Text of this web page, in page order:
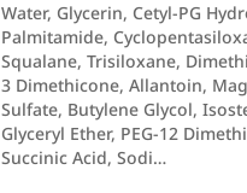
Water, Glycerin, Cetyl-PG
Palmitamide,
Squalane, Trisiloxane,
3 Dimethicone, Allantoin,
Sulfate, Butylene Glycol,
Glyceryl Ether, PEG-12
Succinic Acid, Sodi…